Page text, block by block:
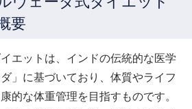
要
エットは、インドの伝統的な医学
」に基づいており、体質やライフ
的な体重管理を目指すものです。